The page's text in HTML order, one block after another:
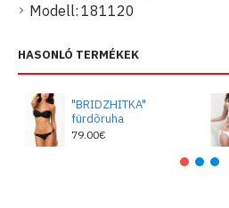
Modell: 181120
HASONLÓ TERMÉKEK
"BRIDZHITKA"
fürdõruha
79.00€